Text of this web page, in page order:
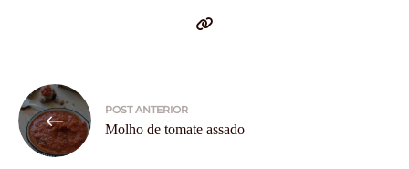
Navegação
de
Post
POST ANTERIOR
Molho de tomate assado